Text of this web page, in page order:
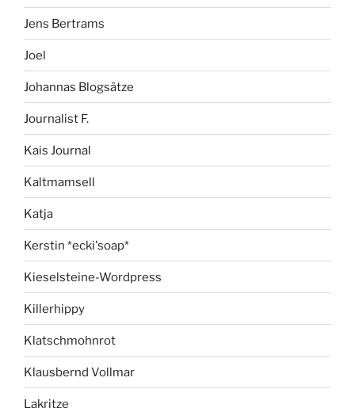
Jens Bertrams
Joel
Johannas Blogsätze
Journalist F.
Kais Journal
Kaltmamsell
Katja
Kerstin *ecki'soap*
Kieselsteine-Wordpress
Killerhippy
Klatschmohnrot
Klausbernd Vollmar
Lakritze